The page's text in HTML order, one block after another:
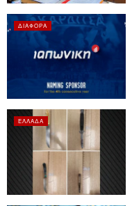
ΔΙΆΦΟΡΑ
ΕΛΛΆΔΑ